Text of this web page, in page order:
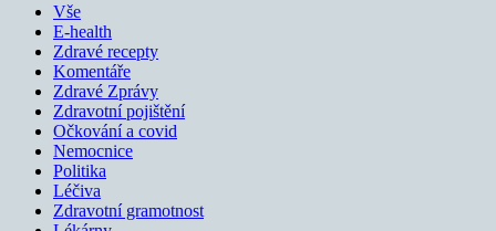
Vše
E-health
Zdravé recepty
Komentáře
Zdravé Zprávy
Zdravotní pojištění
Očkování a covid
Nemocnice
Politika
Léčiva
Zdravotní gramotnost